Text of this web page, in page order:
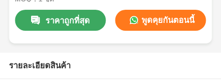
ราคาถูกที่สุด พูดคุยกันตอนนี้
รายละเอียดสินค้า